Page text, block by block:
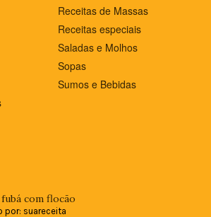
Receitas de Massas
Receitas especiais
Saladas e Molhos
Sopas
Sumos e Bebidas
com flocão
por: suareceita